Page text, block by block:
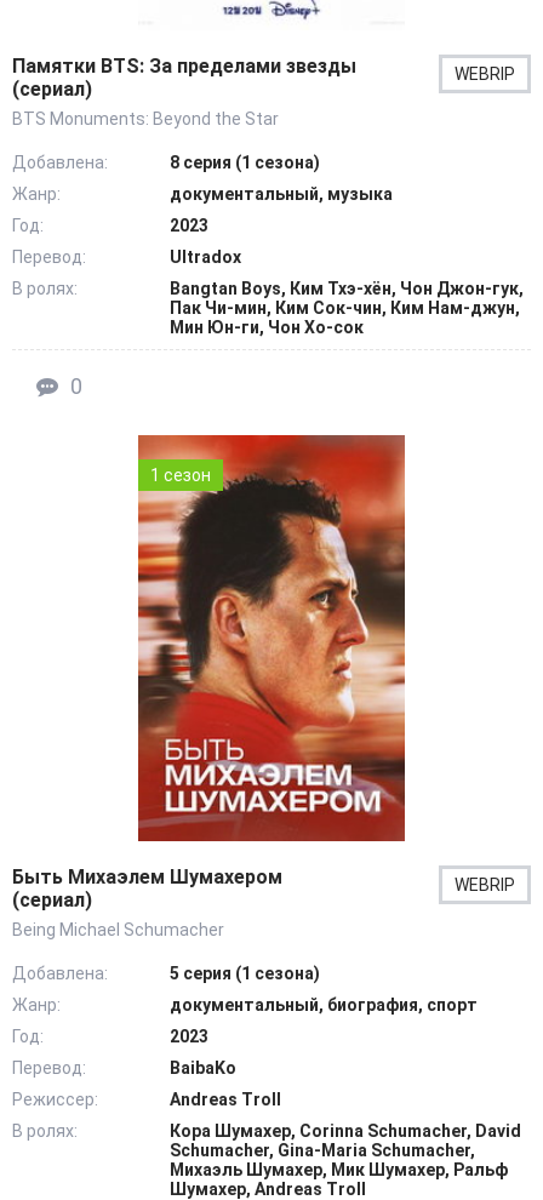
Памятки BTS: За пределами звезды
(сериал)
BTS Monuments: Beyond the Star
WEBRIP
Добавлена:
8 серия (1 сезона)
Жанр:
документальный, музыка
Год:
2023
Перевод:
Ultradox
В ролях:
Bangtan Boys, Ким Тхэ-хён, Чон Джон-гук,
Пак Чи-мин, Ким Сок-чин, Ким Нам-джун,
Мин Юн-ги, Чон Хо-сок
0
1 сезон
Быть Михаэлем Шумахером
(сериал)
Being Michael Schumacher
WEBRIP
Добавлена:
5 серия (1 сезона)
Жанр:
документальный, биография, спорт
Год:
2023
Перевод:
BaibaKo
Режиссер:
Andreas Troll
В ролях:
Кора Шумахер, Corinna Schumacher, David
Schumacher, Gina-Maria Schumacher,
Михаэль Шумахер, Мик Шумахер, Ральф
Шумахер, Andreas Troll